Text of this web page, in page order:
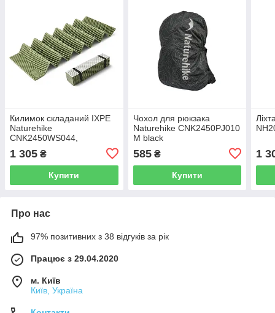
Килимок складаний IXPE
Naturehike
CNK2450WS044,
195x60х1,8 см, оливковий
зелений
1 305 ₴
Купити
Чохол для рюкзака
Naturehike CNK2450PJ010
M black
585₴
Купити
1
Про нас
97% позитивних з 38 відгуків за рік
Працює з 29.04.2020
м. Київ
Київ, Україна